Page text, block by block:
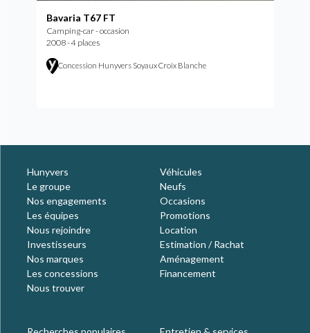
Bavaria T67 FT
Camping-car - occasion
2008 - 4 places
Concession Hunyvers Soyaux Croix Blanche
Hunyvers
Le groupe
Nos engagements
Les équipes
Nous rejoindre
Investisseurs
Nos marques
Les concessions
Nous trouver
Véhicules
Neufs
Occasions
Promotions
Location
Estimation / Rachat
Aménagement
Financement